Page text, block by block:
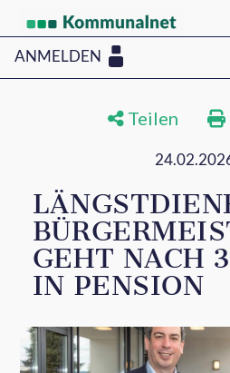
ANMELDEN
Teilen
GEHT NACH
IN PENSION